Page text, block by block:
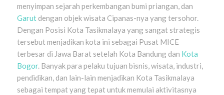
menyimpan sejarah perkembangan bumi priangan, dan
Garutdengan objek wisata Cipanas-nya yang tersohor.
Dengan Posisi Kota Tasikmalaya yang sangat strategis
tersebut menjadikan kota ini sebagai Pusat MICE
terbesar di Jawa Barat setelah Kota Bandung dan Kota
Bogor. Banyak para pelaku tujuan bisnis, wisata, industri,
pendidikan, dan lain-lain menjadikan Kota Tasikmalaya
sebagai tempat yang tepat untuk memulai aktivitasnya